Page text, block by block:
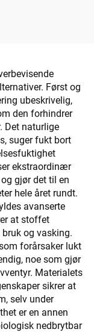
Først og
ubeskrivelig,
den forhindrer
Det naturlige
suger fukt bort
ekstraordinær
gjør det til en
hele året rundt.
avanserte
at stoffet
og vasking.
forårsaker lukt
noe som gjør
Materialets
sikrer at
selv under
er en annen
nedbrytbar